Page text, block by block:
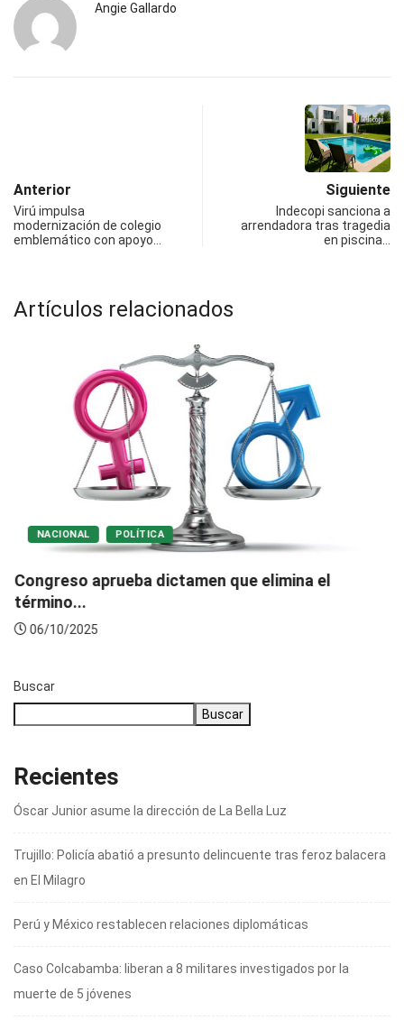
Angie Gallardo
Anterior
Virú impulsa
modernización de colegio
emblemático con apoyo…
Siguiente
Indecopi sanciona a
arrendadora tras tragedia
en piscina…
Artículos relacionados
NACIONAL POLÍTICA
Congreso aprueba dictamen que elimina el
término...
06/10/2025
Buscar
Buscar
Recientes
Óscar Junior asume la dirección de La Bella Luz
Trujillo: Policía abatió a presunto delincuente tras feroz balacera
en El Milagro
Perú y México restablecen relaciones diplomáticas
Caso Colcabamba: liberan a 8 militares investigados por la
muerte de 5 jóvenes